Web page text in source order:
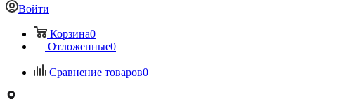
Войти
Корзина0
Отложенные0
Сравнение товаров0